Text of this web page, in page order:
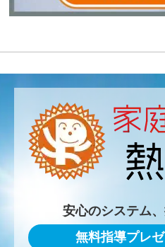
安心のシステム
無料指導プレ